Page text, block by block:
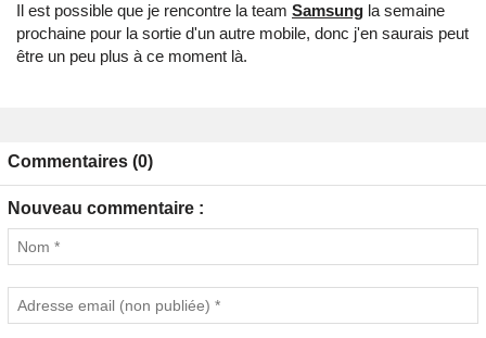
Il est possible que je rencontre la team Samsung la semaine
prochaine pour la sortie d'un autre mobile, donc j'en saurais peut
être un peu plus à ce moment là.
Commentaires (0)
Nouveau commentaire :